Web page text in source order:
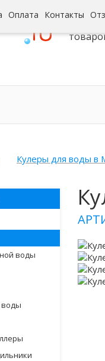
Оплата Контакты
Кулеры для воды в
воды